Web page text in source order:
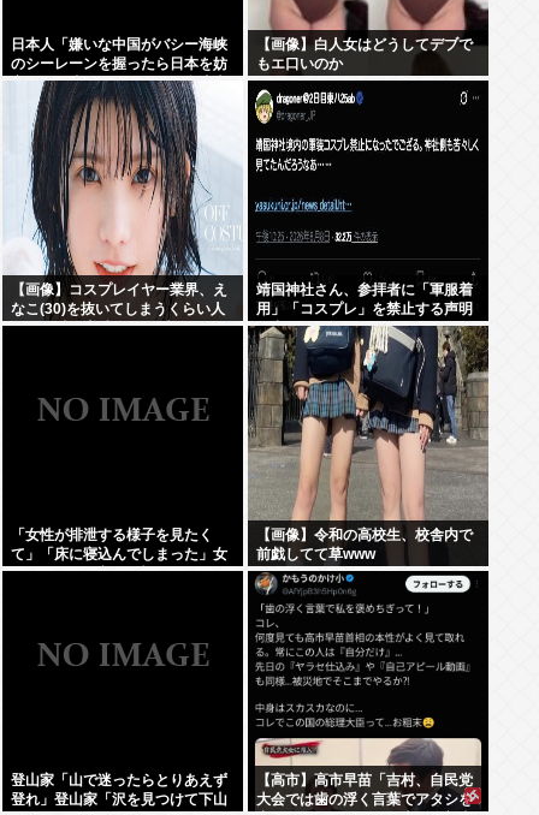
日本人「嫌いな中国がバシー海峡
のシーレーンを握ったら日本を妨
害するに違いない、だから台湾支
援だムキー」つまりそういうこと
でしょ
【画像】白人女はどうしてデブで
もエ口いのか
【画像】コスプレイヤー業界、え
なこ(30)を抜いてしまうくらい人
気の22歳の美少女が可愛すぎる
靖国神社さん、参拝者に「軍服着
用」「コスプレ」を禁止する声明
を出してしまうwww
「女性が排泄する様子を見たく
て」「床に寝込んでしまった」女
子トイレに侵入した疑いで男を現
【画像】令和の高校生、校舎内で
前戯してて草www
登山家「山で迷ったらとりあえず
登れ」登山家「沢を見つけて下山
【高市】高市早苗「吉村、自民党
大会では歯の浮く言葉でアタシを